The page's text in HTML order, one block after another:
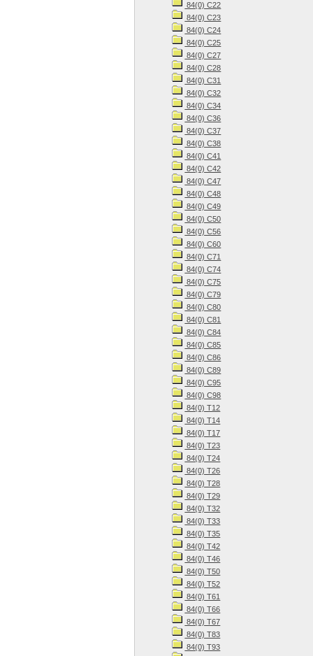
84(0) С22
84(0) С23
84(0) С24
84(0) С25
84(0) С27
84(0) С28
84(0) С31
84(0) С32
84(0) С34
84(0) С36
84(0) С37
84(0) С38
84(0) С41
84(0) С42
84(0) С47
84(0) С48
84(0) С49
84(0) С50
84(0) С56
84(0) С60
84(0) С71
84(0) С74
84(0) С75
84(0) С79
84(0) С80
84(0) С81
84(0) С84
84(0) С85
84(0) С86
84(0) С89
84(0) С95
84(0) С98
84(0) Т12
84(0) Т14
84(0) Т17
84(0) Т23
84(0) Т24
84(0) Т26
84(0) Т28
84(0) Т29
84(0) Т32
84(0) Т33
84(0) Т35
84(0) Т42
84(0) Т46
84(0) Т50
84(0) Т52
84(0) Т61
84(0) Т66
84(0) Т67
84(0) Т83
84(0) Т93